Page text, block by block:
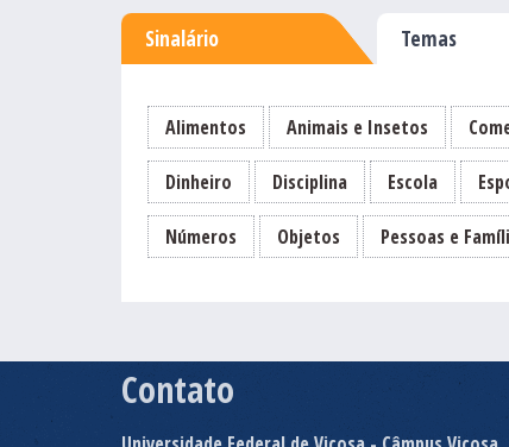
Sinalário Temas
Alimentos Animais e Insetos
Dinheiro Disciplina Escola
Números Objetos Pessoas e
Contato